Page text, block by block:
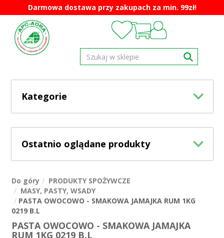
Darmowa dostawa przy zakupach za min. 99zł!
Kategorie
Ostatnio oglądane produkty
Do góry
PRODUKTY SPOŻYWCZE
MASY, PASTY, WSADY
PASTA OWOCOWO - SMAKOWA JAMAJKA RUM 1KG
0219 B.L
PASTA OWOCOWO - SMAKOWA JAMAJKA
RUM 1KG 0219 B.L